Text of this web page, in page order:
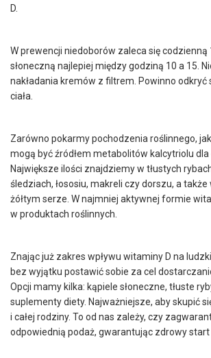
D.
W prewencji niedoborów zaleca się codzienną
słoneczną najlepiej między godziną 10 a 15.
nakładania kremów z filtrem. Powinno odkryć
ciała.
Zarówno pokarmy pochodzenia roślinnego,
mogą być źródłem metabolitów kalcytriolu dla
Największe ilości znajdziemy w tłustych
śledziach, łososiu, makreli czy dorszu, a także
żółtym serze. W najmniej aktywnej formie
w produktach roślinnych.
Znając już zakres wpływu witaminy D na
bez wyjątku postawić sobie za cel
Opcji mamy kilka: kąpiele słoneczne, tłuste
suplementy diety. Najważniejsze, aby skupić
i całej rodziny. To od nas zależy, czy
odpowiednią podaż, gwarantując zdrowy start